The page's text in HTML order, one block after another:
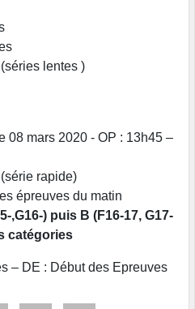
lentes )
08 mars 2020 - OP : 13h45 –
rapide)
épreuves du matin
,G16-) puis B (F16-17, G17-
catégories
– DE : Début des Epreuves